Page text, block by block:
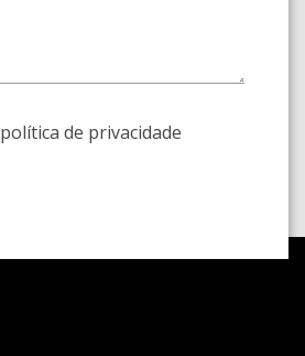
política de privacidade